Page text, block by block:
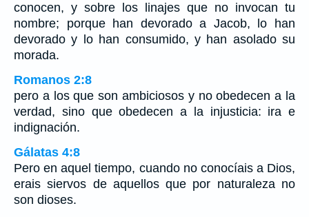
conocen, y sobre los linajes que no invocan tu
nombre; porque han devorado a Jacob, lo han
devorado y lo han consumido, y han asolado su
morada.
Romanos 2:8
pero a los que son ambiciosos y no obedecen a la
verdad, sino que obedecen a la injusticia: ira e
indignación.
Gálatas 4:8
Pero en aquel tiempo, cuando no conocíais a Dios,
erais siervos de aquellos que por naturaleza no
son dioses.